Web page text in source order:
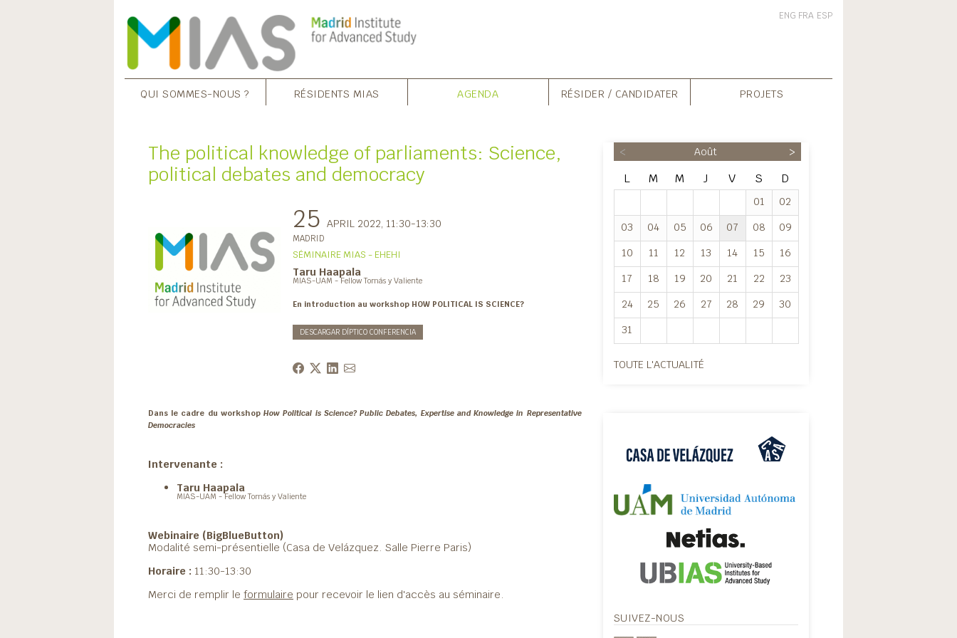
ENG FRA ESP
QUI SOMMES-NOUS ? RÉSIDENTS MIAS AGENDA RÉSIDER / CANDIDATER PROJETS
The political knowledge of parliaments: Science,
political debates and democracy
25 APRIL 2022 , 11:30-13:30
MADRID
SÉMINAIRE MIAS - EHEHI
Taru Haapala
MIAS-UAM - Fellow Tomás y Valiente
En introduction au workshop HOW POLITICAL IS SCIENCE?
DESCARGAR DÍPTICO CONFERENCIA
Dans le cadre du workshopHow Political is Science? Public Debates, Expertise and Knowledge in Representative
Democracies
Intervenante :
Taru Haapala
MIAS-UAM - Fellow Tomás y Valiente
Webinaire (BigBlueButton)
Modalité semi-présentielle (Casa de Velázquez. Salle Pierre Paris)
Horaire : 11:30-13:30
Merci de remplir le formulaire pour recevoir le lien d'accès au séminaire.
< Août >
L M M J V S D
01
02
03
04 05 06 07 08
09
10
11 12 13 14 15
16
17
18 19 20 21 22
23
24
25 26 27 28 29
30
31
TOUTE L'ACTUALITÉ
SUIVEZ-NOUS